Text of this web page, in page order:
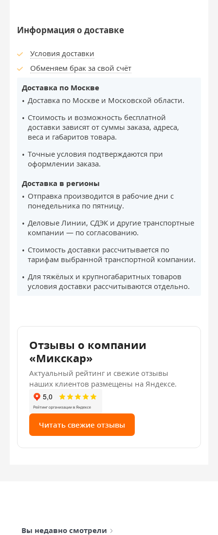
Информация о доставке
Условия доставки
Обменяем брак за свой счёт
Доставка по Москве
Доставка по Москве и Московской области.
Стоимость и возможность бесплатной
доставки зависят от суммы заказа, адреса,
веса и габаритов товара.
Точные условия подтверждаются при
оформлении заказа.
Доставка в регионы
Отправка производится в рабочие дни с
понедельника по пятницу.
Деловые Линии, СДЭК и другие транспортные
компании — по согласованию.
Стоимость доставки рассчитывается по
тарифам выбранной транспортной компании.
Для тяжёлых и крупногабаритных товаров
условия доставки рассчитываются отдельно.
Отзывы о компании
«Микскар»
Актуальный рейтинг и свежие отзывы
наших клиентов размещены на Яндексе.
Читать свежие отзывы
Вы недавно смотрели